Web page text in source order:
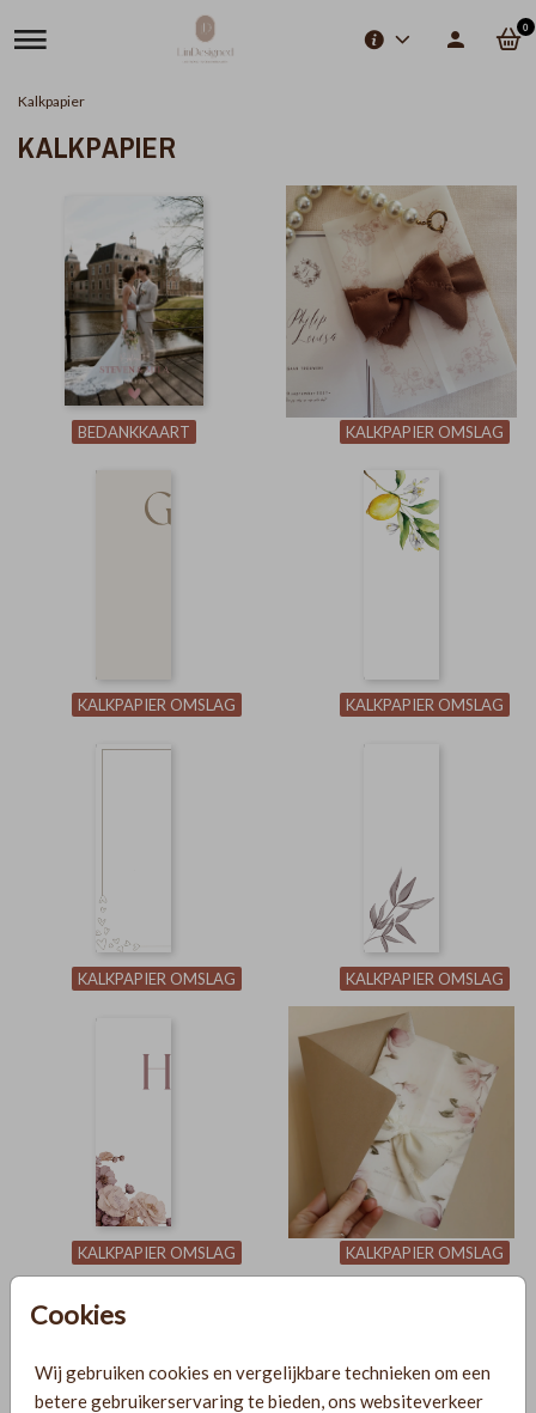
0
Cookies
Wij gebruiken cookies en vergelijkbare technieken om een
betere gebruikerservaring te bieden, ons websiteverkeer
Kalkpapier
KALKPAPIER
BEDANKKAART KALKPAPIER OMSLAG
KALKPAPIER OMSLAG KALKPAPIER OMSLAG
KALKPAPIER OMSLAG KALKPAPIER OMSLAG
KALKPAPIER OMSLAG KALKPAPIER OMSLAG